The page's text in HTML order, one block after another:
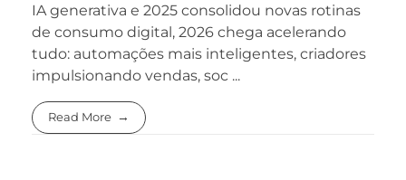
IA generativa e 2025 consolidou novas rotinas
de consumo digital, 2026 chega acelerando
tudo: automações mais inteligentes, criadores
impulsionando vendas, soc ...
Read More